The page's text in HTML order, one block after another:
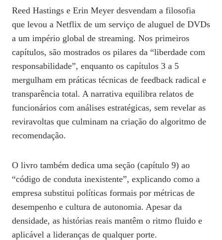
Reed Hastings e Erin Meyer desvendam a filosofia
que levou a Netflix de um serviço de aluguel de DVDs
a um império global de streaming. Nos primeiros
capítulos, são mostrados os pilares da “liberdade com
responsabilidade”, enquanto os capítulos 3 a 5
mergulham em práticas técnicas de feedback radical e
transparência total. A narrativa equilibra relatos de
funcionários com análises estratégicas, sem revelar as
reviravoltas que culminam na criação do algoritmo de
recomendação.
O livro também dedica uma seção (capítulo 9) ao
“código de conduta inexistente”, explicando como a
empresa substitui políticas formais por métricas de
desempenho e cultura de autonomia. Apesar da
densidade, as histórias reais mantêm o ritmo fluido e
aplicável a lideranças de qualquer porte.